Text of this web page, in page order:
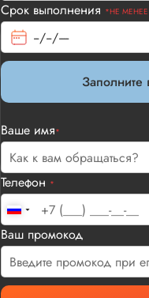
Срок выполнения *НЕ
Заполните
Ваше имя*
Телефон *
Ваш промокод
Илья П.